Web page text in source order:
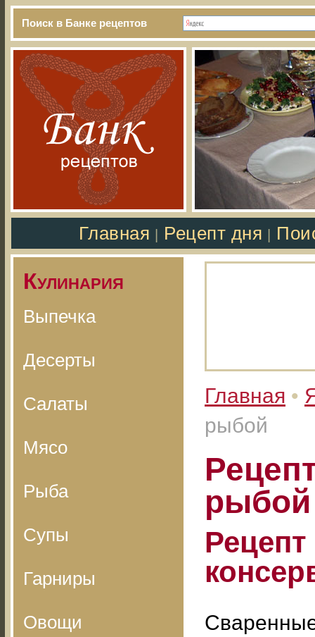
Поиск в Банке рецептов
Главная Рецепт дня
Кулинария
Выпечка
Десерты
Салаты
Мясо
Рыба
Супы
Гарниры
Овощи
Главная •
рыбой
рыбой